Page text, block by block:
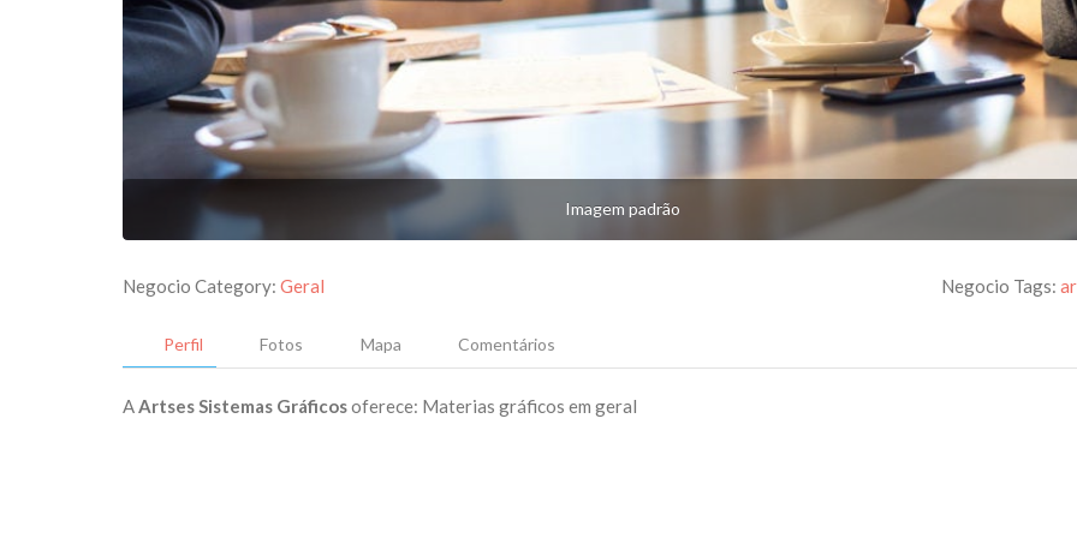
Imagem padrão
Negocio Category: Geral Negocio Tags:
Perfil Fotos Mapa Comentários
AArtses Sistemas Gráficosoferece: Materias gráficos em geral